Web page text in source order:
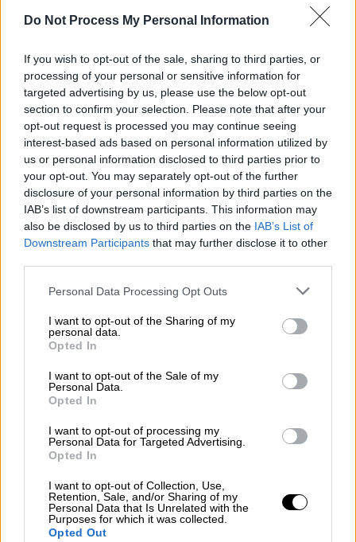
Do Not Process My Personal Information
If you wish to opt-out of the sale, sharing to third parties, or
processing of your personal or sensitive information for
targeted advertising by us, please use the below opt-out
section to confirm your selection. Please note that after your
opt-out request is processed you may continue seeing
interest-based ads based on personal information utilized by
us or personal information disclosed to third parties prior to
your opt-out. You may separately opt-out of the further
disclosure of your personal information by third parties on the
IAB’s list of downstream participants. This information may
also be disclosed by us to third parties on the IAB’s List of
Downstream Participants that may further disclose it to other
Please note that this website/app uses one or more Google
not limited to your visit or usage behaviour. You may click to
grant or deny consent to Google and its third-party tags to
use your data for below specified purposes in below Google
consent section.
Personal Data Processing Opt Outs
I want to opt-out of the Sharing of my
personal data.
Opted In
I want to opt-out of the Sale of my
Personal Data.
Opted In
I want to opt-out of processing my
Personal Data for Targeted Advertising.
Opted In
I want to opt-out of Collection, Use,
Retention, Sale, and/or Sharing of my
Personal Data that Is Unrelated with the
Purposes for which it was collected.
Opted Out
ΤοΙράν χαιρέτισε σήμερα τη διάλυση του
Εργατικού Κόμματος του Κουρδιστάν (PKK)
κάνοντας λόγο για έναν «σημαντικό σταθμό
προς την απόρριψη της βίας και την
ενίσχυση της ασφάλειας».
«Ελπίζουμε ότι η επιτυχής ολοκλήρωση
αυτής της διαδικασίας θα συμβάλει στην
προώθηση της σταθερότηταςκαι της
ειρήνης στην Τουρκία και στην περιοχή»,
δήλωσε ο εκπρόσωπος του ιρανικού
υπουργείου Εξωτερικών, Εσμαήλ Μπαγαΐ.
Σε μια ιστορική απόφαση το PKK,οργάνωση
των Κούρδων της Τουρκίας, ανακοίνωσε
ένοπλου αγώναέπειτα από περισσότερο από
τέσσερις δεκαετίες ανταρτοπολέμου
εναντίον του τουρκικού κράτους. Ο Τούρκος
πρόεδρος Ρετζέπ Ταγίπ Ερντογάν
επικρότησε την απόφαση χαρακτηρίζοντάς
την «σημαντική για τη διατήρηση της ειρήνης
και της αδελφοσύνης» στην Τουρκία.
ΔΙΑΒΑΣΤΕ ΕΠΙΣΗΣ
Κόσμος|13.05.2025 18:11